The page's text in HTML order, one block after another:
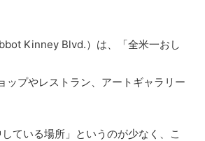
Kinney Blvd.）は、「全米一おし
ップやレストラン、アートギャラリー
ている場所」というのが少なく、こ